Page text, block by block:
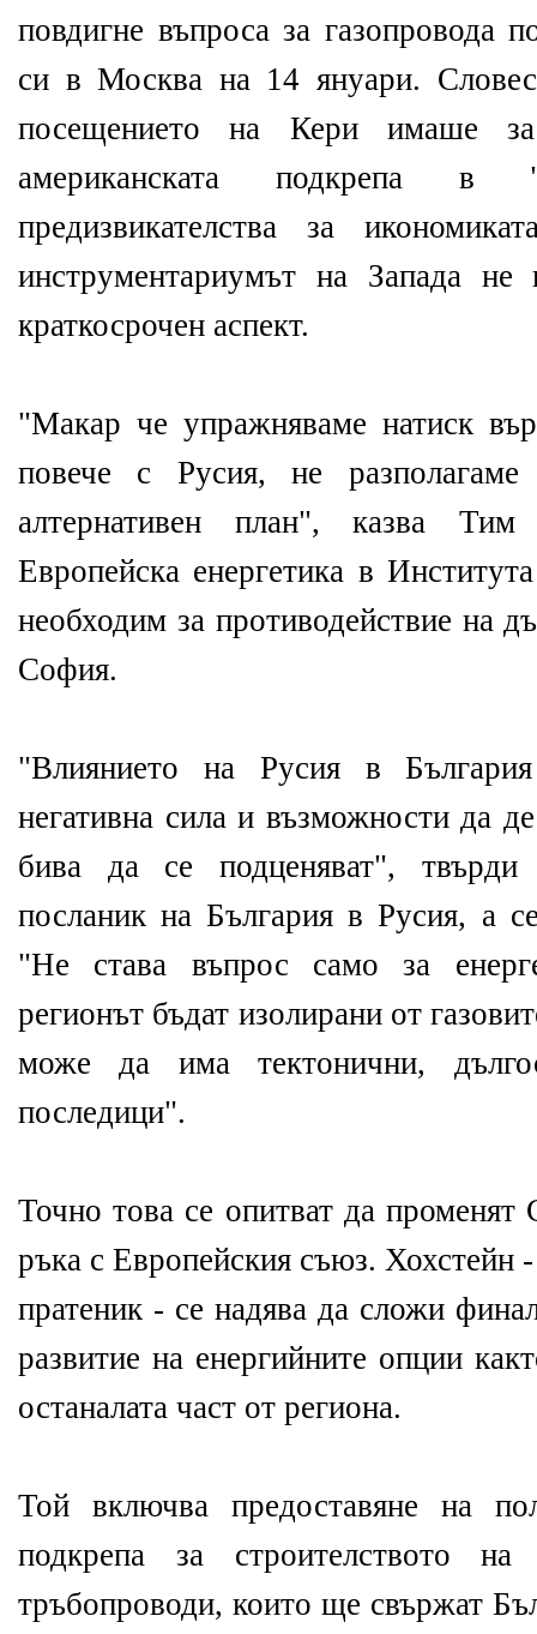
повдигне въпроса за газопровода
си в Москва на 14 януари.
посещението на Кери имаше
американската подкрепа
предизвикателства за
инструментариумът на Запада
краткосрочен аспект.
"Макар че упражняваме натиск
повече с Русия, не
алтернативен план", казва
Европейска енергетика в
необходим за противодействие на
София.
"Влиянието на Русия в
негативна сила и възможности да
бива да се подценяват",
посланик на България в Русия, а
"Не става въпрос само за
регионът бъдат изолирани от
може да има тектонични,
последици".
Точно това се опитват да
ръка с Европейския съюз. Хохстейн
пратеник - се надява да сложи
развитие на енергийните опции
останалата част от региона.
Той включва предоставяне на
подкрепа за строителството на
тръбопроводи, които ще свържат